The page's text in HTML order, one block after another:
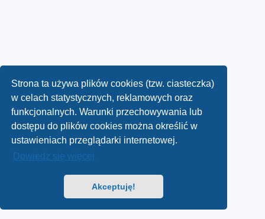
Strona ta używa plików cookies (tzw. ciasteczka)
w celach statystycznych, reklamowych oraz
funkcjonalnych. Warunki przechowywania lub
dostępu do plików cookies można określić w
ustawieniach przeglądarki internetowej.
Dowiedz się więcej
Akceptuję!